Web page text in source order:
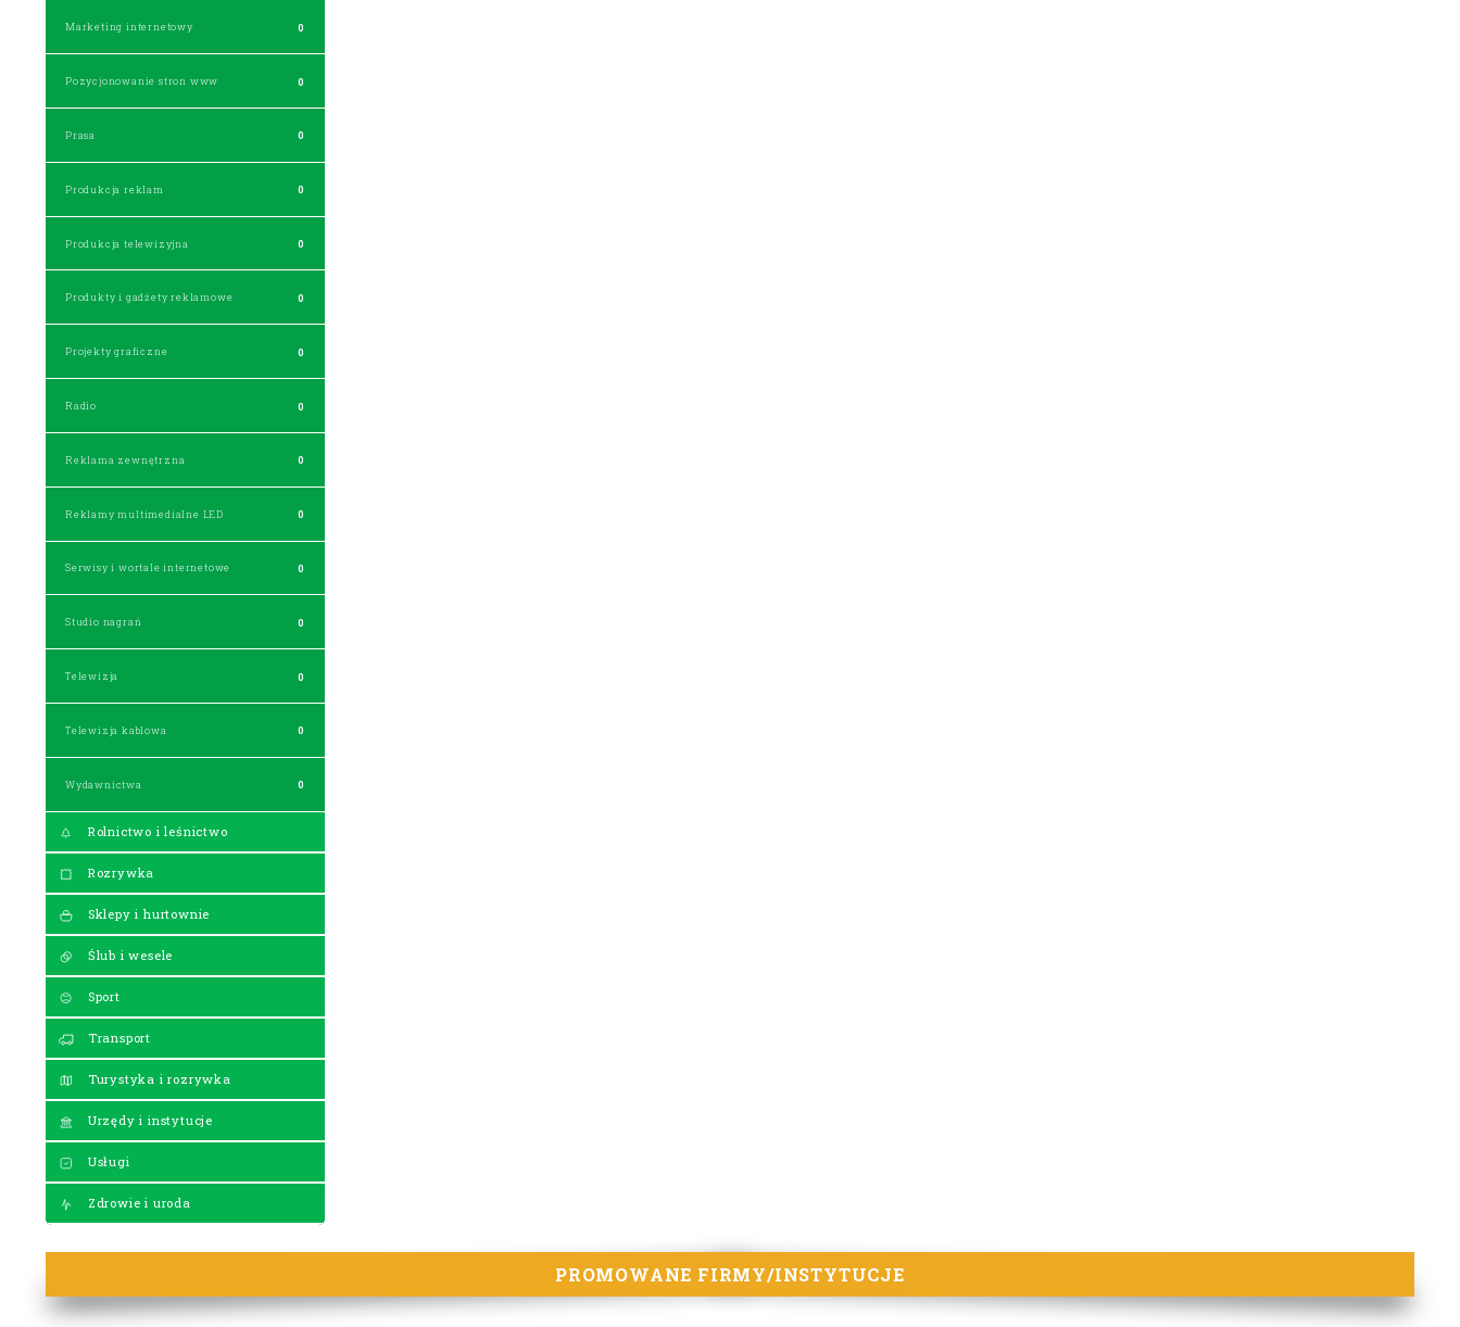
Marketing internetowy 0
Pozycjonowanie stron www 0
Prasa 0
Produkcja reklam 0
Produkcja telewizyjna 0
Produkty i gadżety reklamowe 0
Projekty graficzne 0
Radio 0
Reklama zewnętrzna 0
Reklamy multimedialne LED 0
Serwisy i wortale internetowe 0
Studio nagrań 0
Telewizja 0
Telewizja kablowa 0
Wydawnictwa 0
Rolnictwo i leśnictwo
Rozrywka
Sklepy i hurtownie
Ślub i wesele
Sport
Transport
Turystyka i rozrywka
Urzędy i instytucje
Usługi
Zdrowie i uroda
PROMOWANE FIRMY/INSTYTUCJE